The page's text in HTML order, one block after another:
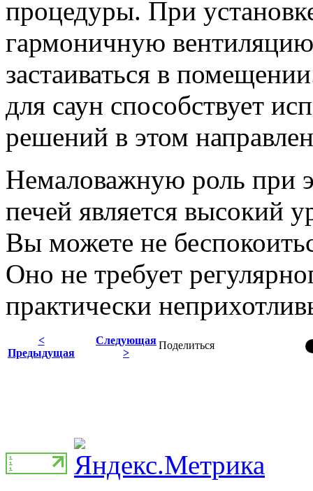
процедуры. При
гармоничную
застаиваться в
для саун способствует
решений в этом
Немаловажную роль при
печей является высокий
Вы можете не
Оно не требует
практически
Поделиться
<
Предыдущая
Следующая
>